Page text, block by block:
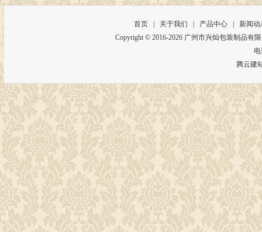
首页 关于我们 产品中心
新闻动
Copyright © 2016-2026 广州市兴灿包装制品有
腾云建